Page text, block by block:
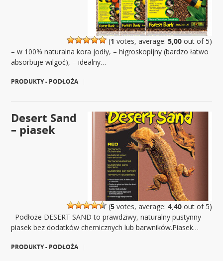
(1 votes, average: 5,00out of 5)
– w 100% naturalna kora jodły, – higroskopijny (bardzo łatwo
absorbuje wilgoć), – idealny…
PRODUKTY - PODŁOŻA
(5votes, average: 4,40out of 5)
Desert Sand
– piasek
Podłoże DESERT SAND to prawdziwy, naturalny pustynny
piasek bez dodatków chemicznych lub barwników.Piasek…
PRODUKTY - PODŁOŻA